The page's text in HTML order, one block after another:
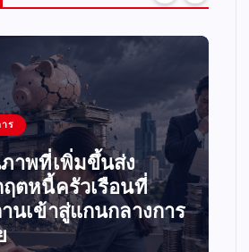
ที่เพิ่มขึ้นส่ง
นี้ครัวเรือนที่
ข้าสู่แกนกลางการ